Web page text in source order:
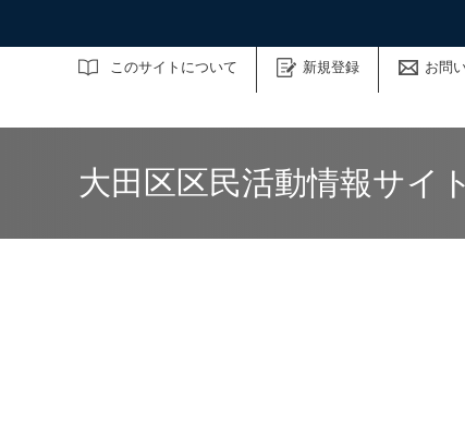
このサイトについて 新規登録 お問
サイト内検索
大田区区民活動情報サイ